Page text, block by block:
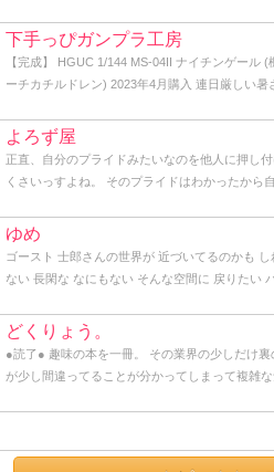
下手っぴガンプラ工房
【完成】 HGUC 1/144 MS-04II ナイチンゲール
ーチカチルドレン) 2023年4月購入 連日厳しい
のに早起きして人気のない公園の端っこで青空
う？と軽くゲシュタルト崩壊を起こしながらト
HG ナイチンゲールの完成です。 作り始めた時
のはケツの部分と背中から伸びる大型のバイン
がこれでもかと埋め尽くされ、見るからに推力
やるんならもう別に腕だの脚だの必要ないので
わざわざビームライフル握らせて撃ち合ったり
が分からない。 そりゃあ見た目のインパクトも
デカければ良い、と言うワケでもなかろうに。
であるシャア総帥は、かつて脚がないモビルス
垂れてたし、｢モビルスーツはこうあるべき｣と
あのデザインになったのでしょうかね？ まぁ、
ルスーツなので、好きにすれば？って感じです
ガンダムと絡めてアルバム用の写真に納めます
よろず屋
正直、自分のプライドみたいなのを他人に押し
くさいっすよね。 そのプライドはわかったから
い。 プライドって個人が思い持つもので、他
せつけるものじゃないと思うね。 最近っうか、
持ってるけど、勿体なくて他人には見せたこと
とても大切なものだからね。 まっ、そんな感じ
ションがあったんで久しぶりに書いてみた。 で
ゆめ
ゴースト 士郎さんの世界が 近づいてるのかも
ない 長閑な なにもない そんな空間に 戻りたい
どくりょう。
●読了● 趣味の本を一冊。 その業界の少しだけ
が少し間違ってることが分かってしまって複雑